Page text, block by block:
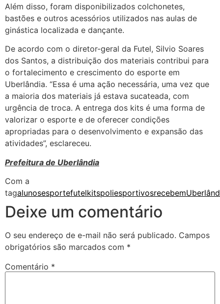
Além disso, foram disponibilizados colchonetes,
bastões e outros acessórios utilizados nas aulas de
ginástica localizada e dançante.
De acordo com o diretor-geral da Futel, Silvio Soares
dos Santos, a distribuição dos materiais contribui para
o fortalecimento e crescimento do esporte em
Uberlândia. “Essa é uma ação necessária, uma vez que
a maioria dos materiais já estava sucateada, com
urgência de troca. A entrega dos kits é uma forma de
valorizar o esporte e de oferecer condições
apropriadas para o desenvolvimento e expansão das
atividades”, esclareceu.
Prefeitura de Uberlândia
Com a
tagalunosesportefutelkitspoliesportivosrecebem
Deixe um comentário
O seu endereço de e-mail não será publicado. Campos
obrigatórios são marcados com *
Comentário *